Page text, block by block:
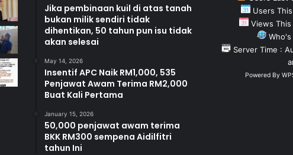
Jika pembinaan kuil di atas tanah
bukan milik sendiri tidak
dihentikan, 50 tahun pun isu tidak
akan selesai
May 14, 2026
Insentif APC Naik RM1,000, 535
Penjawat Awam Terima RM2,000
Buat Kali Pertama
January 15, 2026
50,000 penjawat awam terima
BKK RM300 sempena Aidilfitri
tahun Ini
Users
Views
Server Time :
Powered By